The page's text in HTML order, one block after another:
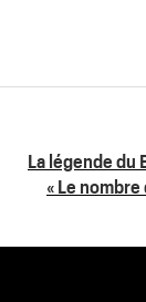
La légende du
« Le